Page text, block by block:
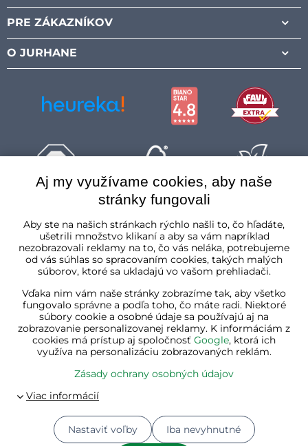
PRE ZÁKAZNÍKOV
O JURHANE
© 2026 Jurhan.com 💚 | Všetky práva vyhradené
Aj my využívame cookies, aby naše
stránky fungovali
Aby ste na našich stránkach rýchlo našli to, čo hľadáte,
ušetrili množstvo klikaní a aby sa vám napríklad
nezobrazovali reklamy na to, čo vás neláka, potrebujeme
od vás súhlas so spracovaním cookies, takých malých
súborov, ktoré sa ukladajú vo vašom prehliadači.
Vďaka nim vám naše stránky zobrazíme tak, aby všetko
fungovalo správne a podľa toho, čo máte radi. Niektoré
súbory cookie a osobné údaje sa používajú aj na
zobrazovanie personalizovanej reklamy. K informáciám z
cookies má prístup aj spoločnosť Google, ktorá ich
využíva na personalizáciu zobrazovaných reklám.
Zásady ochrany osobných údajov
Nastaviť voľby Iba nevyhnutné